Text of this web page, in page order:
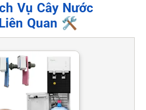
Vụ Cây Nước
Quan 🛠️